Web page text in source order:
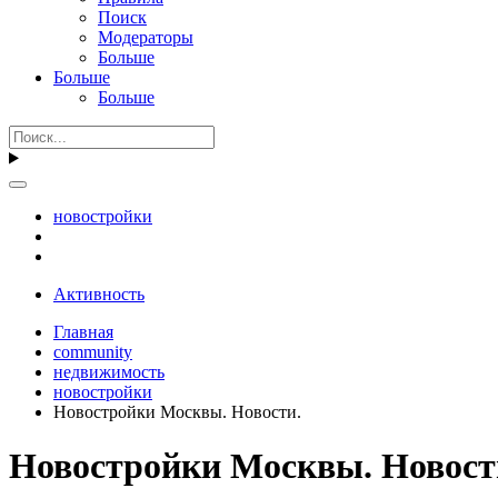
Поиск
Модераторы
Больше
Больше
Больше
новостройки
Активность
Главная
community
недвижимость
новостройки
Новостройки Москвы. Новости.
Новостройки Москвы.